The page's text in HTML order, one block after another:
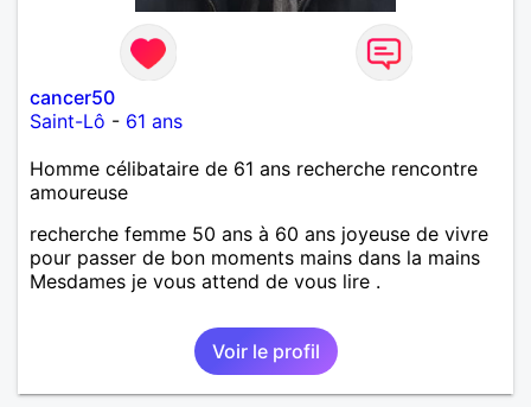
cancer50
Saint-Lô - 61 ans
Homme célibataire de 61 ans recherche rencontre
amoureuse
recherche femme 50 ans à 60 ans joyeuse de vivre
pour passer de bon moments mains dans la mains
Mesdames je vous attend de vous lire .
Voir le profil